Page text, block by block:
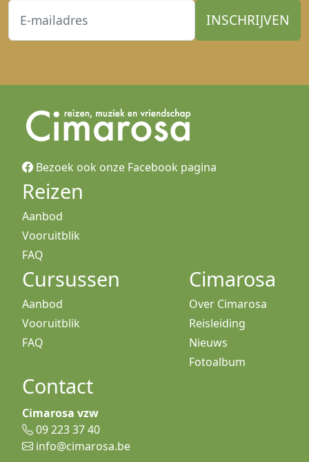
Bezoek ook onze Facebook pagina
Reizen
Aanbod
Vooruitblik
FAQ
Cursussen
Aanbod
Vooruitblik
FAQ
Cimarosa
Over Cimarosa
Reisleiding
Nieuws
Fotoalbum
Contact
Cimarosa vzw
09 223 37 40
info@cimarosa.be